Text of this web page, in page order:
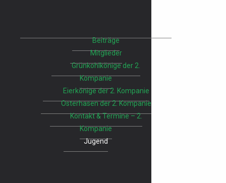
Beiträge
Mitglieder
Grünkohlkönige der 2.
Kompanie
Eierkönige der 2. Kompanie
Osterhasen der 2. Kompanie
Kontakt & Termine – 2.
Kompanie
Jugend